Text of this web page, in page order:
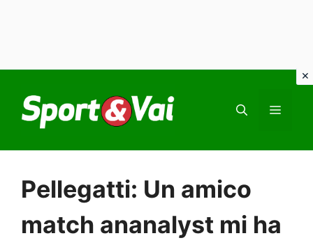
contenuto
Pellegatti: Un amico
match ananalyst mi ha